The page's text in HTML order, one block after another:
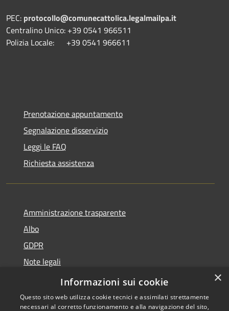
PEC: protocollo@comunecattolica.legalmailpa.it
Centralino Unico: +39 0541 966511
Polizia Locale: +39 0541 966611
Prenotazione appuntamento
Segnalazione disservizio
Leggi le FAQ
Richiesta assistenza
Amministrazione trasparente
Albo
GDPR
Note legali
Dichiarazione di accessibilità
×
Informazioni sui cookie
Questo sito web utilizza cookie tecnici e assimilati strettamente
necessari al corretto funzionamento e alla navigazione del sito,